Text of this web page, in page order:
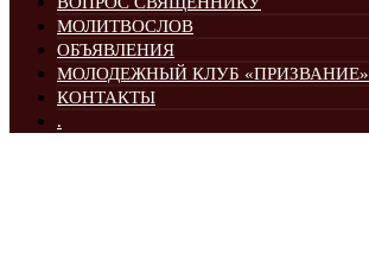
МОЛИТВОСЛОВ
ОБЪЯВЛЕНИЯ
МОЛОДЕЖНЫЙ КЛУБ «ПРИЗВАНИЕ»
КОНТАКТЫ
.